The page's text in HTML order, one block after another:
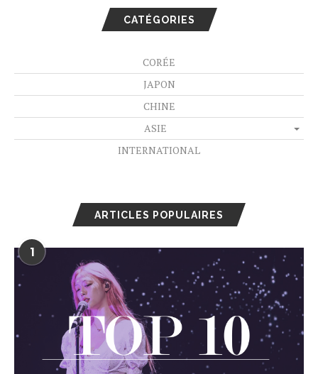
CATÉGORIES
CORÉE
JAPON
CHINE
ASIE
INTERNATIONAL
ARTICLES POPULAIRES
1